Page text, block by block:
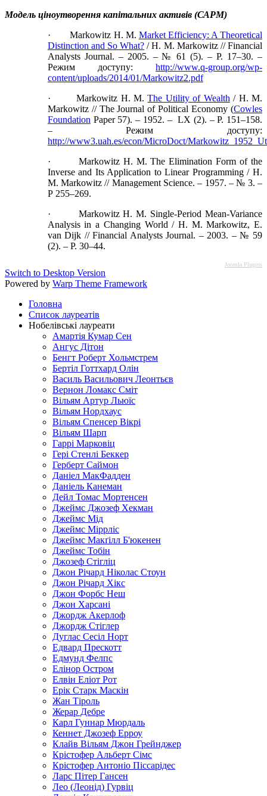
Модель ціноутворення капітальних активів (САРМ)
· Markowitz H. M. Market Efficiency: A Theoretical
Distinction and So What? / H. M. Markowitz // Financial
Analysts Journal. – 2005. – № 61 (5). – Р. 17–30. –
Режим доступу: http://www.q-group.org/wp-
content/uploads/2014/01/Markowitz2.pdf
· Markowitz H. M.The Utility of Wealth / H. M.
Markowitz // The Journal of Political Economy (Cowles
Foundation Paper 57). – 1952. – LX (2). – Р. 151–158.
– Режим доступу:
http://www3.uah.es/econ/MicroDoct/
· Markowitz H. M. The Elimination Form of the
Inverse and Its Application to Linear Programming / H.
M. Markowitz // Management Science. – 1957. – № 3. –
Р 255–269.
· Markowitz H. M. Single-Period Mean-Variance
Analysis in a Changing World / H. M. Markowitz, E.
van Dijk // Financial Analysts Journal. – 2003. – № 59
(2). – Р. 30–44.
Joomla Plugins
Switch to Desktop Version
Powered by Warp Theme Framework
Головна
Список лауреатів
Нобелівські лауреати
Амартія Кумар Сен
Ангус Дітон
Бенгт Роберт Хольмстрем
Бертіл Готтхард Олін
Василь Васильович Леонтьєв
Вернон Ломакс Сміт
Вільям Артур Льюїс
Вільям Нордхаус
Вільям Спенсер Вікрі
Вільям Шарп
Гаррі Марковіц
Гері Стенлі Беккер
Герберт Саймон
Даніел МакФадден
Даніель Канеман
Дейл Томас Мортенсен
Джеймс Джозеф Хекман
Джеймс Мід
Джеймс Міррліс
Джеймс Макґілл Б'юкенен
Джеймс Тобін
Джозеф Стігліц
Джон Річард Ніколас Стоун
Джон Річард Хікс
Джон Форбс Неш
Джон Харсані
Джордж Акерлоф
Джордж Стіглер
Дуглас Сесіл Норт
Едвард Прескотт
Едмунд Фелпс
Елінор Остром
Елвін Еліот Рот
Ерік Старк Маскін
Жан Тіроль
Жерар Дебре
Карл Гуннар Мюрдаль
Кеннет Джозеф Ерроу
Клайв Вільям Джон Грейнджер
Крістофер Альберт Сімс
Крістофер Антоніо Піссарідес
Ларс Пітер Гансен
Лео (Леонід) Гурвіц